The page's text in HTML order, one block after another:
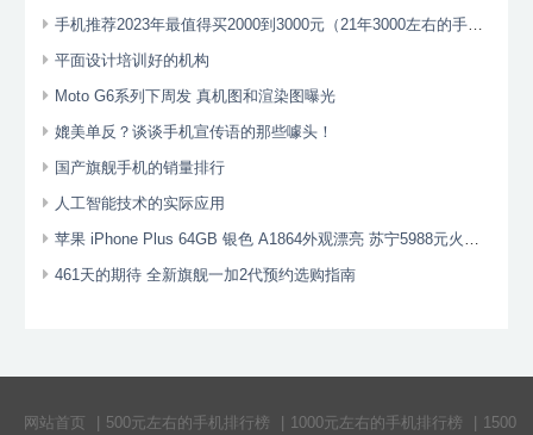
手机推荐2023年最值得买2000到3000元（21年3000左右的手机哪个性价比最高）
平面设计培训好的机构
Moto G6系列下周发 真机图和渲染图曝光
媲美单反？谈谈手机宣传语的那些噱头！
国产旗舰手机的销量排行
人工智能技术的实际应用
苹果 iPhone Plus 64GB 银色 A1864外观漂亮 苏宁5988元火暖销售中 （有返券）
461天的期待 全新旗舰一加2代预约选购指南
网站首页 500元左右的手机排行榜 1000元左右的手机排行榜 1500